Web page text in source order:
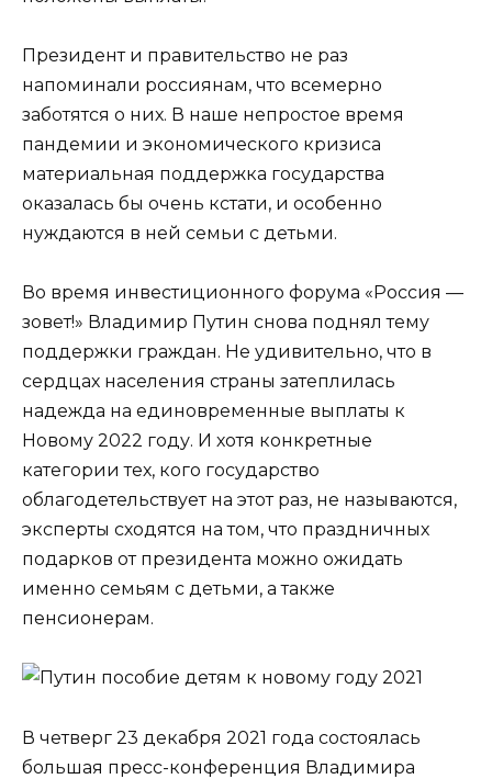
Президент и правительство не раз
напоминали россиянам, что всемерно
заботятся о них. В наше непростое время
пандемии и экономического кризиса
материальная поддержка государства
оказалась бы очень кстати, и особенно
нуждаются в ней семьи с детьми.
Во время инвестиционного форума «Россия —
зовет!» Владимир Путин снова поднял тему
поддержки граждан. Не удивительно, что в
сердцах населения страны затеплилась
надежда на единовременные выплаты к
Новому 2022 году. И хотя конкретные
категории тех, кого государство
облагодетельствует на этот раз, не называются,
эксперты сходятся на том, что праздничных
подарков от президента можно ожидать
именно семьям с детьми, а также
пенсионерам.
В четверг 23 декабря 2021 года состоялась
большая пресс-конференция Владимира